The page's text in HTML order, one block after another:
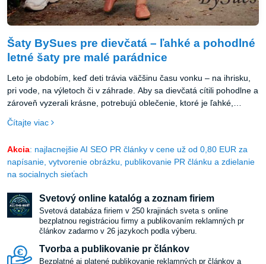
Šaty BySues pre dievčatá – ľahké a pohodlné
letné šaty pre malé parádnice
Leto je obdobím, keď deti trávia väčšinu času vonku – na ihrisku,
pri vode, na výletoch či v záhrade. Aby sa dievčatá cítili pohodlne a
zároveň vyzerali krásne, potrebujú oblečenie, ktoré je ľahké,
Čítajte viac
Akcia: najlacnejšie AI SEO PR články v cene už od 0,80 EUR za
napísanie, vytvorenie obrázku, publikovanie PR článku a zdielanie
na socialnych sieťach
Svetový online katalóg a zoznam firiem
Svetová databáza firiem v 250 krajinách sveta s online
bezplatnou registráciou firmy a publikovaním reklamných pr
článkov zadarmo v 26 jazykoch podla výberu.
Tvorba a publikovanie pr článkov
Bezplatné aj platené publikovanie reklamných pr článkov a